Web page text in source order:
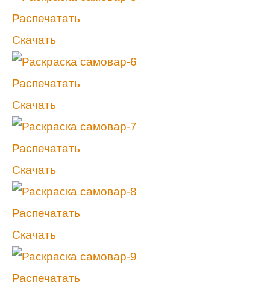
Распечатать
Скачать
Распечатать
Скачать
Распечатать
Скачать
Распечатать
Скачать
Распечатать